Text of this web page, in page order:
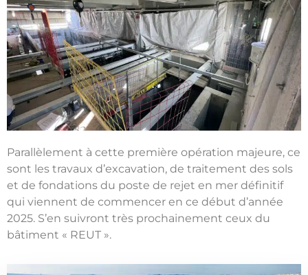
Parallèlement à cette première opération majeure, ce
sont les travaux d’excavation, de traitement des sols
et de fondations du poste de rejet en mer définitif
qui viennent de commencer en ce début d’année
2025. S’en suivront très prochainement ceux du
bâtiment « REUT ».